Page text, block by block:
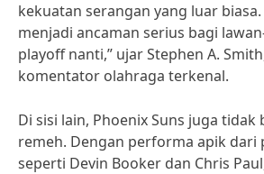
kekuatan serangan yang luar
menjadi ancaman serius bagi
playoff nanti,” ujar Stephen A.
komentator olahraga terkenal.
Di sisi lain, Phoenix Suns juga tidak
remeh. Dengan performa apik dari
seperti Devin Booker dan Chris